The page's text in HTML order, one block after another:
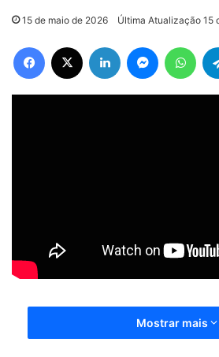
15 de maio de 2026 Última Atualização 15
Mostrar mais